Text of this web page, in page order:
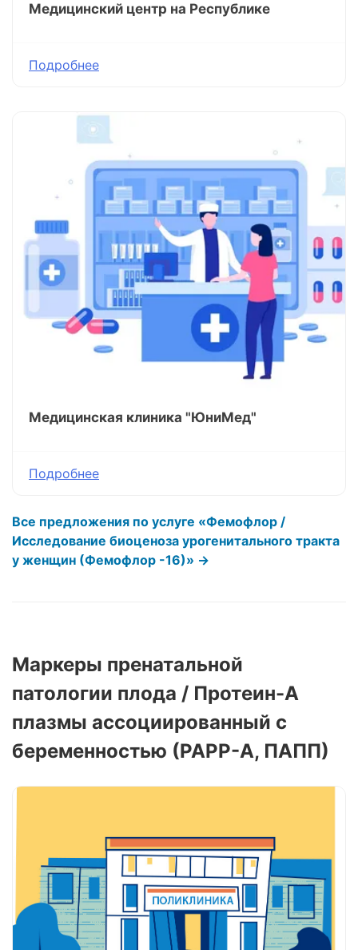
Медицинский центр на Республике
Подробнее
Медицинская клиника "ЮниМед"
Подробнее
Все предложения по услуге «Фемофлор /
Исследование биоценоза урогенитального тракта
у женщин (Фемофлор -16)» →
Маркеры пренатальной
патологии плода / Протеин-А
плазмы ассоциированный с
беременностью (РАРР-А, ПАПП)